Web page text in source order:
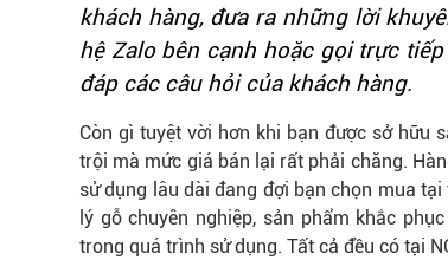
khách hàng, đưa ra những lời
hệ Zalo bên cạnh hoặc gọi trực
đáp các câu hỏi của khách hàng.
Còn gì tuyệt vời hơn khi bạn được sở hữu
trội mà mức giá bán lại rất phải chăng.
sử dụng lâu dài đang đợi bạn chọn mua
lý gỗ chuyên nghiệp, sản phẩm khắc
trong quá trình sử dụng. Tất cả đều có tại